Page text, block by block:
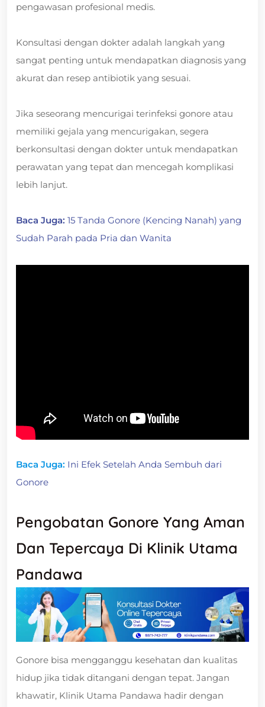
pengawasan profesional medis.
Konsultasi dengan dokter adalah langkah yang
sangat penting untuk mendapatkan diagnosis yang
akurat dan resep antibiotik yang sesuai.
Jika seseorang mencurigai terinfeksi gonore atau
memiliki gejala yang mencurigakan, segera
berkonsultasi dengan dokter untuk mendapatkan
perawatan yang tepat dan mencegah komplikasi
lebih lanjut.
Baca Juga: 15 Tanda Gonore (Kencing Nanah) yang
Sudah Parah pada Pria dan Wanita
Baca Juga: Ini Efek Setelah Anda Sembuh dari
Gonore
Pengobatan Gonore Yang Aman
Dan Tepercaya Di Klinik Utama
Pandawa
Gonore bisa mengganggu kesehatan dan kualitas
hidup jika tidak ditangani dengan tepat. Jangan
khawatir, Klinik Utama Pandawa hadir dengan